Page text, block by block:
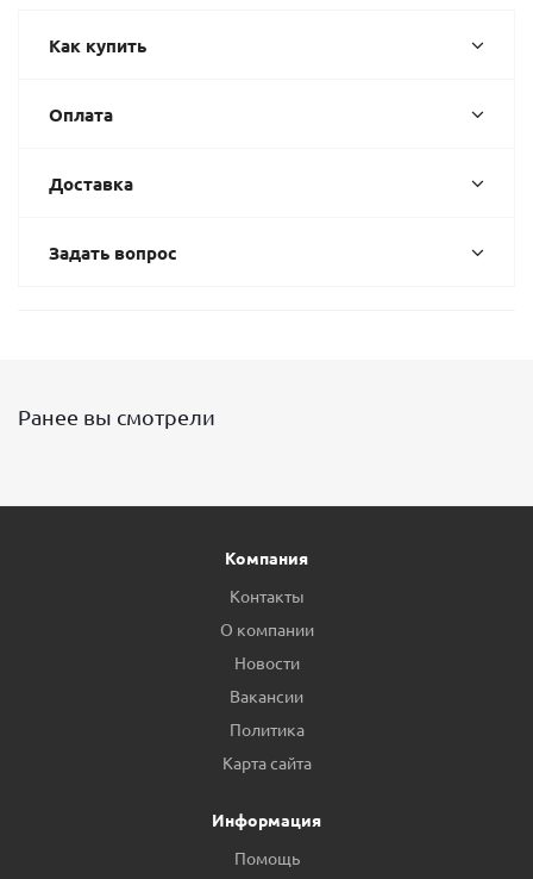
Как купить
Оплата
Доставка
Задать вопрос
Ранее вы смотрели
Компания
Контакты
О компании
Новости
Вакансии
Политика
Карта сайта
Информация
Помощь